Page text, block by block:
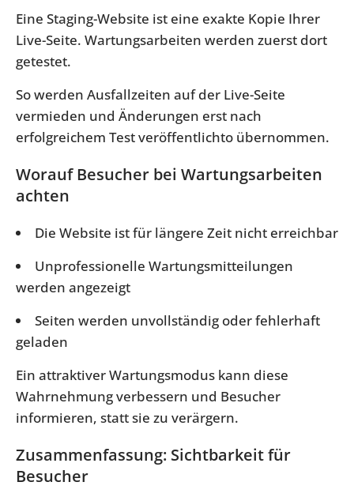
Eine Staging-Website ist eine exakte Kopie Ihrer
Live-Seite. Wartungsarbeiten werden zuerst dort
getestet.
So werden Ausfallzeiten auf der Live-Seite
vermieden und Änderungen erst nach
erfolgreichem Test veröffentlichto übernommen.
Worauf Besucher bei Wartungsarbeiten
achten
Die Website ist für längere Zeit nicht erreichbar
Unprofessionelle Wartungsmitteilungen
werden angezeigt
Seiten werden unvollständig oder fehlerhaft
geladen
Ein attraktiver Wartungsmodus kann diese
Wahrnehmung verbessern und Besucher
informieren, statt sie zu verärgern.
Zusammenfassung: Sichtbarkeit für
Besucher